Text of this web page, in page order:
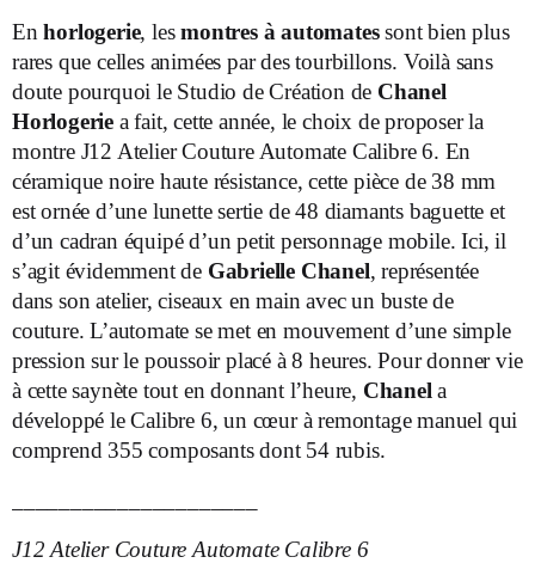
Enhorlogerie, lesmontres à automatessont bien plus
rares que celles animées par des tourbillons. Voilà sans
doute pourquoi le Studio de Création de Chanel
Horlogerie a fait, cette année, le choix de proposer la
montre J12 Atelier Couture Automate Calibre 6. En
céramique noire haute résistance, cette pièce de 38 mm
est ornée d’une lunette sertie de 48 diamants baguette et
d’un cadran équipé d’un petit personnage mobile. Ici, il
s’agit évidemment de Gabrielle Chanel, représentée
dans son atelier, ciseaux en main avec un buste de
couture. L’automate se met en mouvement d’une simple
pression sur le poussoir placé à 8 heures. Pour donner vie
à cette saynète tout en donnant l’heure, Chanel a
développé le Calibre 6, un cœur à remontage manuel qui
comprend 355 composants dont 54 rubis.
J12 Atelier Couture Automate Calibre 6